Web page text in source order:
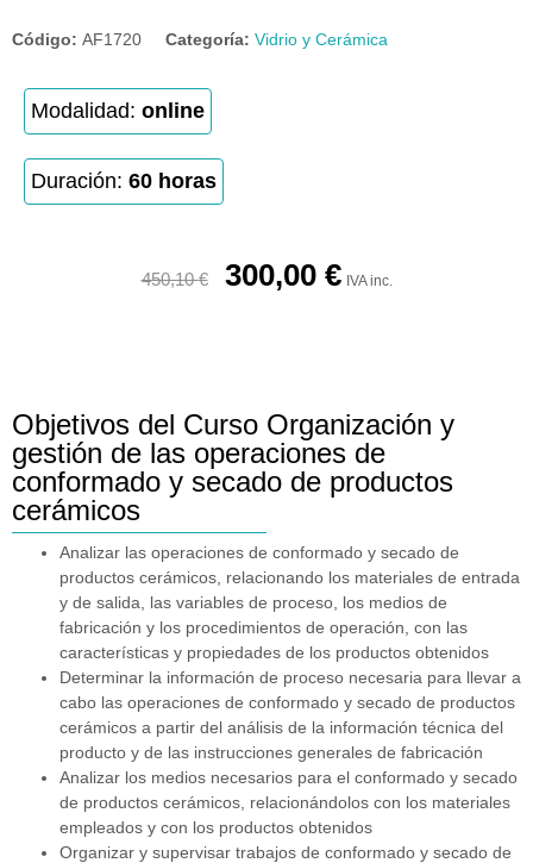
Código: AF1720 Categoría: Vidrio y Cerámica
Modalidad: online
Duración: 60 horas
450,10€ 300,00 € IVA inc.
Objetivos del Curso Organización y
gestión de las operaciones de
conformado y secado de productos
cerámicos
Analizar las operaciones de conformado y secado de
productos cerámicos, relacionando los materiales de entrada
y de salida, las variables de proceso, los medios de
fabricación y los procedimientos de operación, con las
características y propiedades de los productos obtenidos
Determinar la información de proceso necesaria para llevar a
cabo las operaciones de conformado y secado de productos
cerámicos a partir del análisis de la información técnica del
producto y de las instrucciones generales de fabricación
Analizar los medios necesarios para el conformado y secado
de productos cerámicos, relacionándolos con los materiales
empleados y con los productos obtenidos
Organizar y supervisar trabajos de conformado y secado de